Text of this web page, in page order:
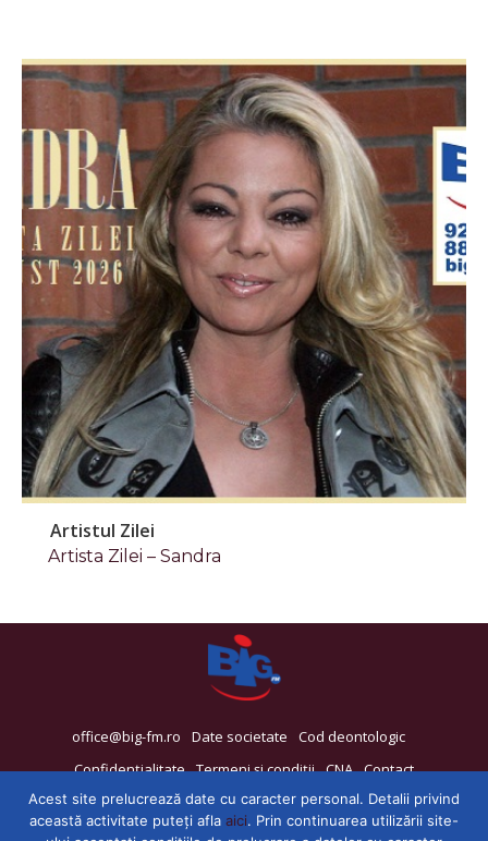
Artistul Zilei
Artista Zilei – Sandra
office@big-fm.ro Date societate
Cod deontologic
Confidențialitate Termeni și condiții CNA Contact
Acest site prelucrează date cu caracter personal. Detalii privind
această activitate puteți afla aici. Prin continuarea utilizării site-